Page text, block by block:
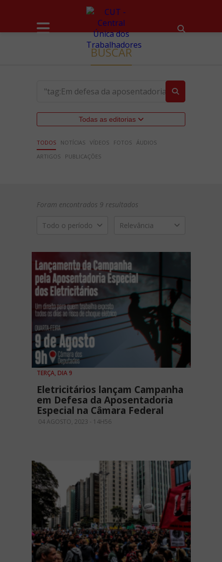
BUSCAR
Todas as editorias
TODOS NOTÍCIAS VÍDEOS FOTOS ÁUDIOS
ARTIGOS
PUBLICAÇÕES
Foram encontrados 9 resultados
Todo o período Relevância
TERÇA, DIA 9
Eletricitários lançam Campanha
em Defesa da Aposentadoria
Especial na Câmara Federal
04 AGOSTO, 2023 - 14H56